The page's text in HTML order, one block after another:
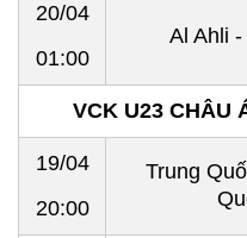
20/04
01:00
Al Ahli -
VCK U23 CHÂU
19/04
20:00
Trung